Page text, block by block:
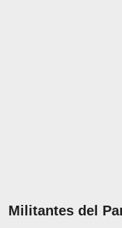
Militantes del